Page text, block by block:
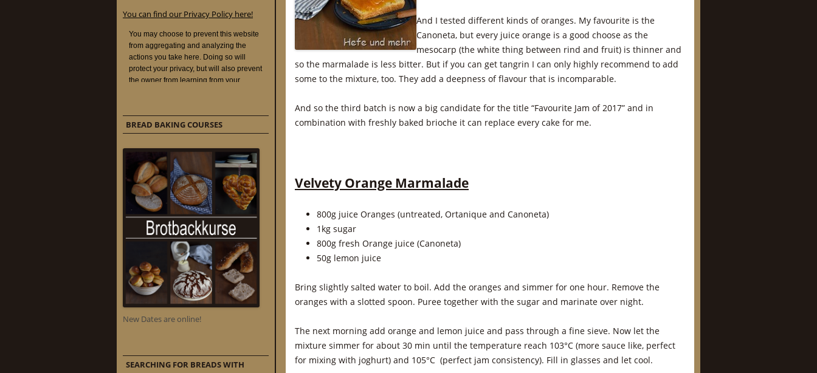
And I tested different kinds of oranges. My favourite is the
Canoneta, but every juice orange is a good choose as the
mesocarp (the white thing between rind and fruit) is thinner and
so the marmalade is less bitter. But if you can get tangrin I can only highly recommend to add
some to the mixture, too. They add a deepness of flavour that is incomparable.
And so the third batch is now a big candidate for the title “Favourite Jam of 2017” and in
combination with freshly baked brioche it can replace every cake for me.
Velvety Orange Marmalade
800g juice Oranges (untreated, Ortanique and Canoneta)
1kg sugar
800g fresh Orange juice (Canoneta)
50g lemon juice
Bring slightly salted water to boil. Add the oranges and simmer for one hour. Remove the
oranges with a slotted spoon. Puree together with the sugar and marinate over night.
The next morning add orange and lemon juice and pass through a fine sieve. Now let the
mixture simmer for about 30 min until the temperature reach 103°C (more sauce like, perfect
for mixing with joghurt) and 105°C (perfect jam consistency). Fill in glasses and let cool.
You can find our Privacy Policy here!
BREAD BAKING COURSES
New Dates are online!
SEARCHING FOR BREADS WITH